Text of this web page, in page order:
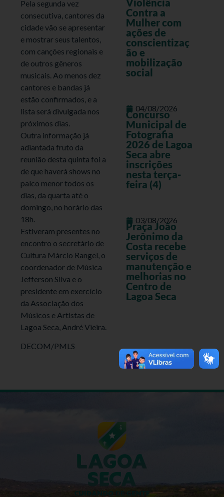
Pela segunda vez
consecutiva, cantores da
cidade vão se apresentar
e mostrar seus talentos,
com canções regionais e
de outros gêneros
musicais. Ao menos dez
cantores e bandas já
estão confirmados, e a
lista será divulgada nos
próximos dias.
Outra informação já
adiantada fruto da
reunião desta quinta foi a
de que haverá shows no
palco menor todos os
dias, da quarta até o
domingo, no horário das
18h.
Estiveram presentes no
encontro o secretário de
Cultura Márcio Rangel, o
coordenador de Música
Jefferson Silva e o
presidente em exercício
da Associação dos
Músicos e Artistas de
Lagoa Seca, André Vieira.
DECOM/PMLS
Violência
Contra a
Mulher com
ações de
conscientizaç
ão e
mobilização
social
04/08/2026
Concurso
Municipal de
Fotografia
2026 de Lagoa
Seca abre
inscrições
nesta terça-
feira (4)
03/08/2026
Praça João
Jerônimo da
Costa recebe
serviços de
manutenção e
melhorias no
Centro de
Lagoa Seca